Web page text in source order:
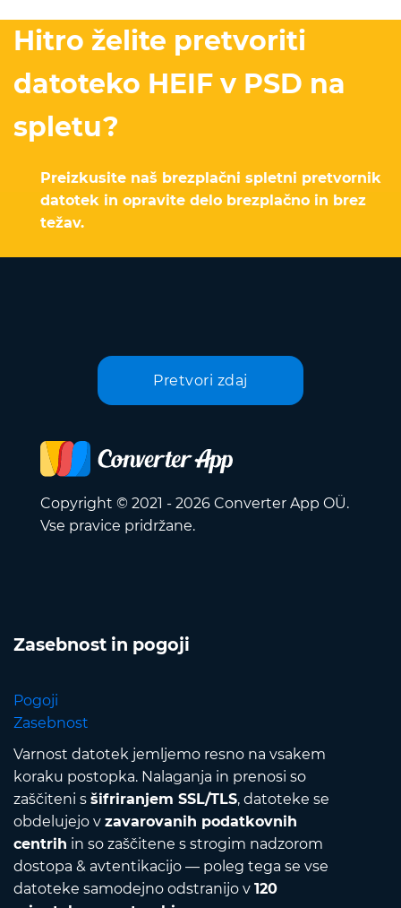
Hitro želite pretvoriti
datoteko HEIF v PSD na
spletu?
Preizkusite naš brezplačni spletni pretvornik
datotek in opravite delo brezplačno in brez
težav.
Pretvori zdaj
Copyright © 2021 - 2026 Converter App OÜ.
Vse pravice pridržane.
Zasebnost in pogoji
Pogoji
Zasebnost
Varnost datotek jemljemo resno na vsakem
koraku postopka. Nalaganja in prenosi so
zaščiteni s šifriranjem SSL/TLS, datoteke se
obdelujejo v zavarovanih podatkovnih
centrih in so zaščitene s strogim nadzorom
dostopa & avtentikacijo — poleg tega se vse
datoteke samodejno odstranijo v 120